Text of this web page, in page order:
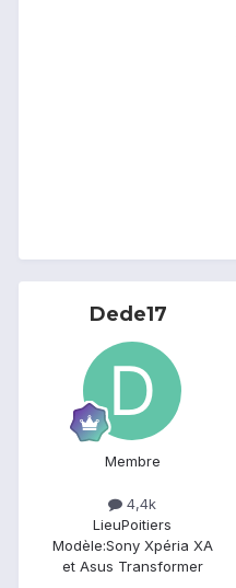
Dede17
Membre
4,4k
LieuPoitiers
Modèle:Sony Xpéria XA
et Asus Transformer